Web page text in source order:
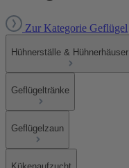
Zur Kategorie Geflügel
Hühnerställe & Hühnerhäuser
Geflügeltränke
Geflügelzaun